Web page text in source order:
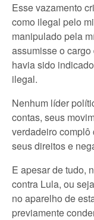
Esse vazamento
como ilegal pelo
manipulado pela
assumisse o
havia sido
ilegal.
Nenhum líder
contas, seus
verdadeiro complô
seus direitos e
E apesar de tudo,
contra Lula, ou
no aparelho de
previamente